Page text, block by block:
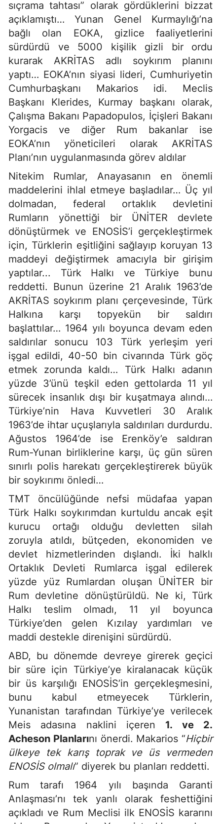
sıçrama tahtası” olarak gördüklerini bizzat
açıklamıştı… Yunan Genel Kurmaylığı’na
bağlı olan EOKA, gizlice faaliyetlerini
sürdürdü ve 5000 kişilik gizli bir ordu
kurarak AKRİTAS adlı soykırım planını
yaptı… EOKA’nın siyasi lideri, Cumhuriyetin
Cumhurbaşkanı Makarios idi. Meclis
Başkanı Klerides, Kurmay başkanı olarak,
Çalışma Bakanı Papadopulos, İçişleri Bakanı
Yorgacis ve diğer Rum bakanlar ise
EOKA’nın yöneticileri olarak AKRİTAS
Planı’nın uygulanmasında görev aldılar
Nitekim Rumlar, Anayasanın en önemli
maddelerini ihlal etmeye başladılar… Üç yıl
dolmadan, federal ortaklık devletini
Rumların yönettiği bir ÜNİTER devlete
dönüştürmek ve ENOSİS’i gerçekleştirmek
için, Türklerin eşitliğini sağlayıp koruyan 13
maddeyi değiştirmek amacıyla bir girişim
yaptılar... Türk Halkı ve Türkiye bunu
reddetti. Bunun üzerine 21 Aralık 1963’de
AKRİTAS soykırım planı çerçevesinde, Türk
Halkına karşı topyekün bir saldırı
başlattılar… 1964 yılı boyunca devam eden
saldırılar sonucu 103 Türk yerleşim yeri
işgal edildi, 40-50 bin civarında Türk göç
etmek zorunda kaldı… Türk Halkı adanın
yüzde 3’ünü teşkil eden gettolarda 11 yıl
sürecek insanlık dışı bir kuşatmaya alındı…
Türkiye’nin Hava Kuvvetleri 30 Aralık
1963’de ihtar uçuşlarıyla saldırıları durdurdu.
Ağustos 1964’de ise Erenköy’e saldıran
Rum-Yunan birliklerine karşı, üç gün süren
sınırlı polis harekatı gerçekleştirerek büyük
bir soykırımı önledi…
TMT öncülüğünde nefsi müdafaa yapan
Türk Halkı soykırımdan kurtuldu ancak eşit
kurucu ortağı olduğu devletten silah
zoruyla atıldı, bütçeden, ekonomiden ve
devlet hizmetlerinden dışlandı. İki halklı
Ortaklık Devleti Rumlarca işgal edilerek
yüzde yüz Rumlardan oluşan ÜNİTER bir
Rum devletine dönüştürüldü. Ne ki, Türk
Halkı teslim olmadı, 11 yıl boyunca
Türkiye’den gelen Kızılay yardımları ve
maddi destekle direnişini sürdürdü.
ABD, bu dönemde devreye girerek geçici
bir süre için Türkiye’ye kiralanacak küçük
bir üs karşılığı ENOSİS’in gerçekleşmesini,
bunu kabul etmeyecek Türklerin,
Yunanistan tarafından Türkiye’ye verilecek
Meis adasına naklini içeren 1. ve 2.
Acheson Planlarını önerdi. Makarios “Hiçbir
ülkeye tek karış toprak ve üs vermeden
ENOSİS olmalı” diyerek bu planları reddetti.
Rum tarafı 1964 yılı başında Garanti
Anlaşması’nı tek yanlı olarak feshettiğini
açıkladı ve Rum Meclisi ilk ENOSİS kararını